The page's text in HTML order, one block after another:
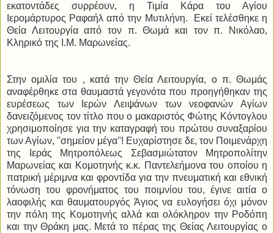
εκατοντάδες συρρέουν, η Τιμία Κάρα του Αγίου
Ιερομάρτυρος Ραφαήλ από την Μυτιλήνη. Εκεί τελέσθηκε η
Θεία Λειτουργία από τον π. Θωμά και τον π. Νικόλαο,
Κληρικό της Ι.Μ. Μαρωνείας.
Στην ομιλία του , κατά την Θεία Λειτουργία, ο π. Θωμάς
αναφέρθηκε στα θαυμαστά γεγονότα που προηγήθηκαν της
ευρέσεως των Ιερών Λειψάνων των νεοφανών Αγίων
δανειζόμενος τον τίτλο που ο μακαριστός Φώτης Κόντογλου
χρησιμοποίησε για την καταγραφή του πρώτου συναξαρίου
των Αγίων, ''σημείον μέγα''! Ευχαρίστησε δε, τον Ποιμενάρχη
της Ιεράς Μητροπόλεως Σεβασμιώτατον Μητροπολίτην
Μαρωνείας και Κομοτηνής κ.κ. Παντελεήμονα του οποίου η
πατρική μέριμνα και φροντίδα για την πνευματική και εθνική
τόνωση του φρονήματος του ποιμνίου του, έγινε αιτία ο
λαοφιλής και θαυματουργός Άγιος να ευλογήσει όχι μόνον
την πόλη της Κομοτηνής αλλά και ολόκληρον την Ροδόπη
και την Θράκη μας. Μετά το πέρας της Θείας Λειτουργίας ο